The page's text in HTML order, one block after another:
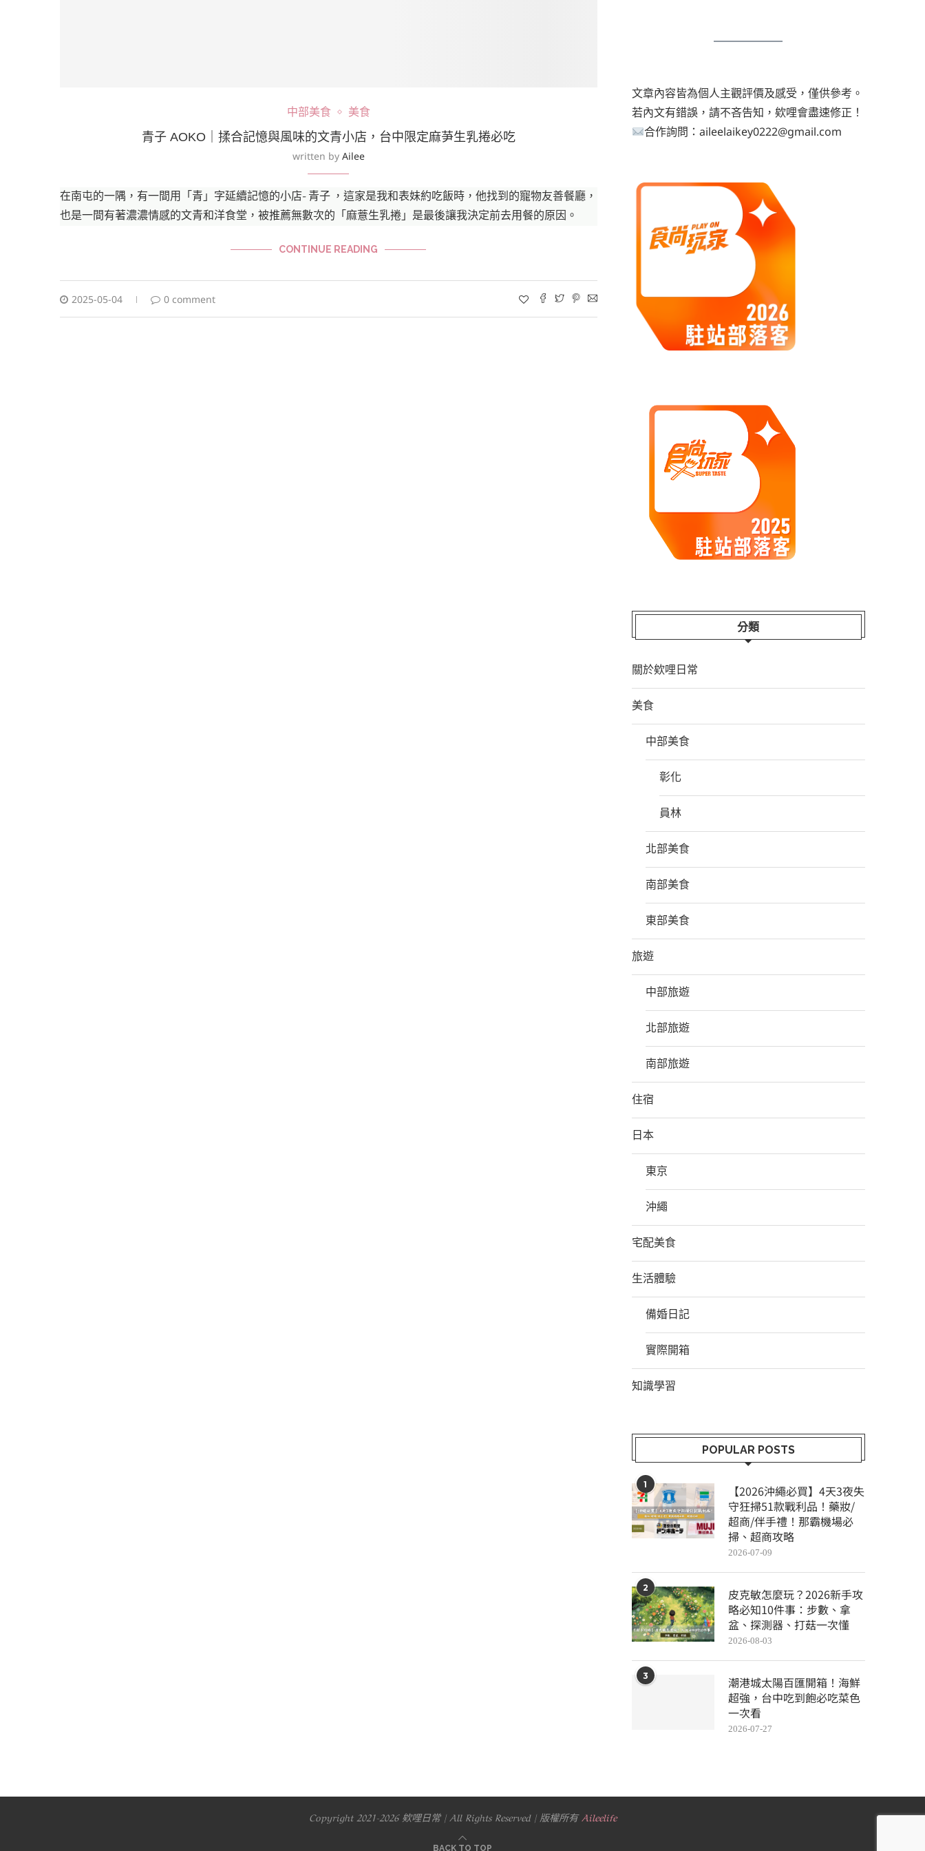
中部美食 美食
青子 AOKO｜揉合記憶與風味的文青小店，台中限定麻芛生乳捲必吃
written by Ailee
在南屯的一隅，有一間用「青」字延續記憶的小店- 青子 ，這家是我和表妹約吃飯時，他找到的寵物友善餐廳，
也是一間有著濃濃情感的文青和洋食堂，被推薦無數次的「麻薏生乳捲」是最後讓我決定前去用餐的原因。
CONTINUE READING
2025-05-04 0 comment
文章內容皆為個人主觀評價及感受，僅供參考。
若內文有錯誤，請不吝告知，欸哩會盡速修正！
合作詢問：aileelaikey0222@gmail.com
分類
關於欸哩日常
美食
中部美食
彰化
員林
北部美食
南部美食
東部美食
旅遊
中部旅遊
北部旅遊
南部旅遊
住宿
日本
東京
沖繩
宅配美食
生活體驗
備婚日記
實際開箱
知識學習
POPULAR POSTS
1
【2026沖繩必買】4天3夜失
守狂掃51款戰利品！藥妝/
超商/伴手禮！那霸機場必
掃、超商攻略
2026-07-09
2
皮克敏怎麼玩？2026新手攻
略必知10件事：步數、拿
盆、探測器、打菇一次懂
2026-08-03
3
潮港城太陽百匯開箱！海鮮
超強，台中吃到飽必吃菜色
一次看
2026-07-27
Copyright 2021-2026 欸哩日常 | All Rights Reserved | 版權所有 Aileelife
BACK TO TOP